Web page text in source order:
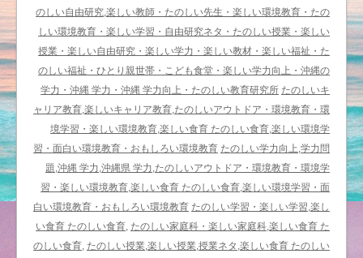
ッ
キ
ン
グ
@
南
風
原
エ
リ
ア
大
好
のしい自由研究,楽しい教師・たのしい先生・楽しい環境教育・たの
しい環境教育・楽しい学習・自由研究ネタ・たのしい授業・楽しい
授業・楽しい自由研究・楽しい学力・楽しい教材・楽しい福祉・た
のしい福祉・ひとり親世帯・こども食堂・楽しい学力向上・沖縄の
学力・沖縄 学力・沖縄 学力向上・たのしい教育研究所 たのしいキ
ャリア教育,楽しいキャリア教育,たのしいアウトドア・環境教育・環
境学習・楽しい環境教育,楽しい食育 たのしい食育,楽しい環境学
習・面白い環境教育・おもしろい環境教育 たのしい学力向上,学力問
題,沖縄 学力,沖縄県 学力,たのしいアウトドア・環境教育・環境学
習・楽しい環境教育,楽しい食育 たのしい食育,楽しい環境学習・面
白い環境教育・おもしろい環境教育 たのしい学習・楽しい学習,楽し
い食育 たのしい食育, たのしい家庭科・楽しい家庭科,楽しい食育 た
のしい食育, たのしい授業,楽しい授業,授業ネタ,楽しい食育 たのしい